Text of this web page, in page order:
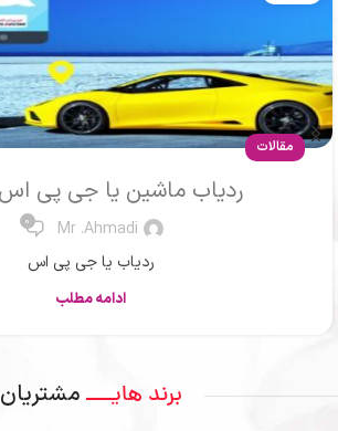
نرم افزار ردیابی
نرم افزار ردیاب و دزدگیر KRP
Mr .Ahmadi
0
نرم افزار ردیابی و دزدگیر
ادامه مطلب
برند هایــــ مشتریان